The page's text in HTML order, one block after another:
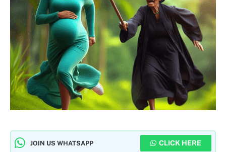
JOIN US WHATSAPP CLICK HERE